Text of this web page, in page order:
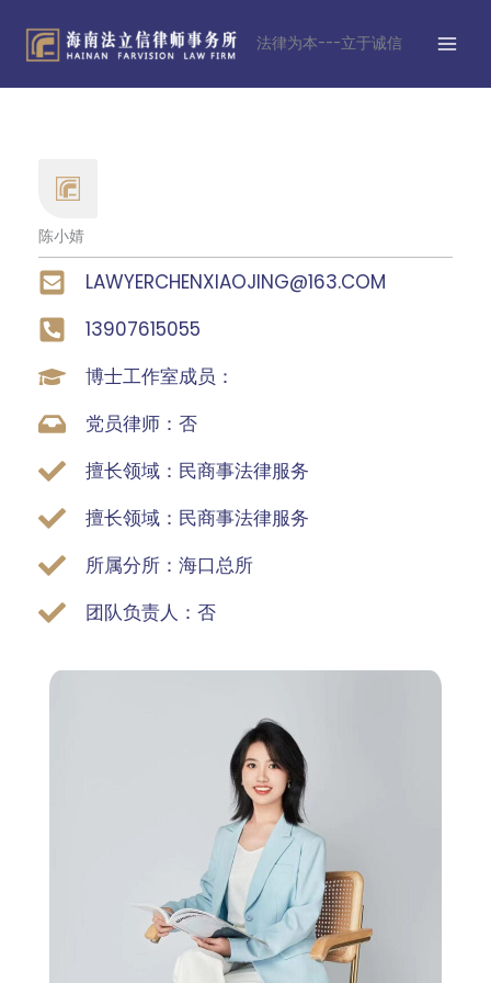
容
法律为本---立于诚信
陈小婧
LAWYERCHENXIAOJING@163.COM
13907615055
博士工作室成员：
党员律师：否
擅长领域：民商事法律服务
擅长领域：民商事法律服务
所属分所：海口总所
团队负责人：否